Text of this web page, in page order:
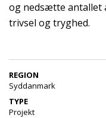
og nedsætte antallet
trivsel og tryghed.
REGION
Syddanmark
TYPE
Projekt